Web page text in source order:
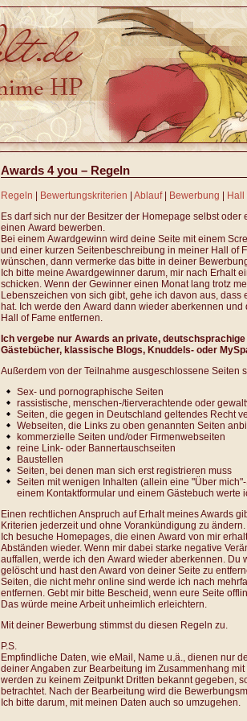
Awards 4 you – Regeln
Regeln | Bewertungskriterien | Ablauf| Bewerbung | Hall
Es darf sich nur der Besitzer der Homepage selbst
einen Award bewerben.
Bei einem Awardgewinn wird deine Seite mit einem
und einer kurzen Seitenbeschreibung in meiner Hall of
wünschen, dann vermerke das bitte in deiner
Ich bitte meine Awardgewinner darum, mir nach Erhalt
schicken. Wenn der Gewinner einen Monat lang trotz
Lebenszeichen von sich gibt, gehe ich davon aus, dass
hat. Ich werde den Award dann wieder aberkennen
Hall of Fame entfernen.
Ich vergebe nur Awards an private,
Gästebücher, klassische Blogs, Knuddels- oder
Außerdem von der Teilnahme ausgeschlossene Seiten
Sex- und pornographische Seiten
rassistische, menschen-/tierverachtende oder
Seiten, die gegen in Deutschland geltendes Recht
Webseiten, die Links zu oben genannten Seiten
kommerzielle Seiten und/oder Firmenwebseiten
reine Link- oder Bannertauschseiten
Baustellen
Seiten, bei denen man sich erst registrieren muss
Seiten mit wenigen Inhalten (allein eine "Über
einem Kontaktformular und einem Gästebuch werte
Einen rechtlichen Anspruch auf Erhalt meines Awards
Kriterien jederzeit und ohne Vorankündigung zu
Ich besuche Homepages, die einen Award von mir
Abständen wieder. Wenn mir dabei starke negative
auffallen, werde ich den Award wieder aberkennen. Du
gelöscht und hast den Award von deiner Seite zu
Seiten, die nicht mehr online sind werde ich nach
entfernen. Gebt mir bitte Bescheid, wenn eure Seite
Das würde meine Arbeit unheimlich erleichtern.
Mit deiner Bewerbung stimmst du diesen Regeln zu.
P.S.
Empfindliche Daten, wie eMail, Name u.ä., dienen nur
deiner Angaben zur Bearbeitung im Zusammenhang
werden zu keinem Zeitpunkt Dritten bekannt gegeben,
betrachtet. Nach der Bearbeitung wird die
Ich bitte darum, mit meinen Daten auch so umzugehen.